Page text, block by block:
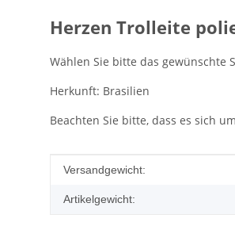
Herzen Trolleite
Wählen Sie bitte das gewünschte
Herkunft: Brasilien
Beachten Sie bitte, dass es sich
Produkteigenschaft
Wert
Versandgewicht:
Artikelgewicht: